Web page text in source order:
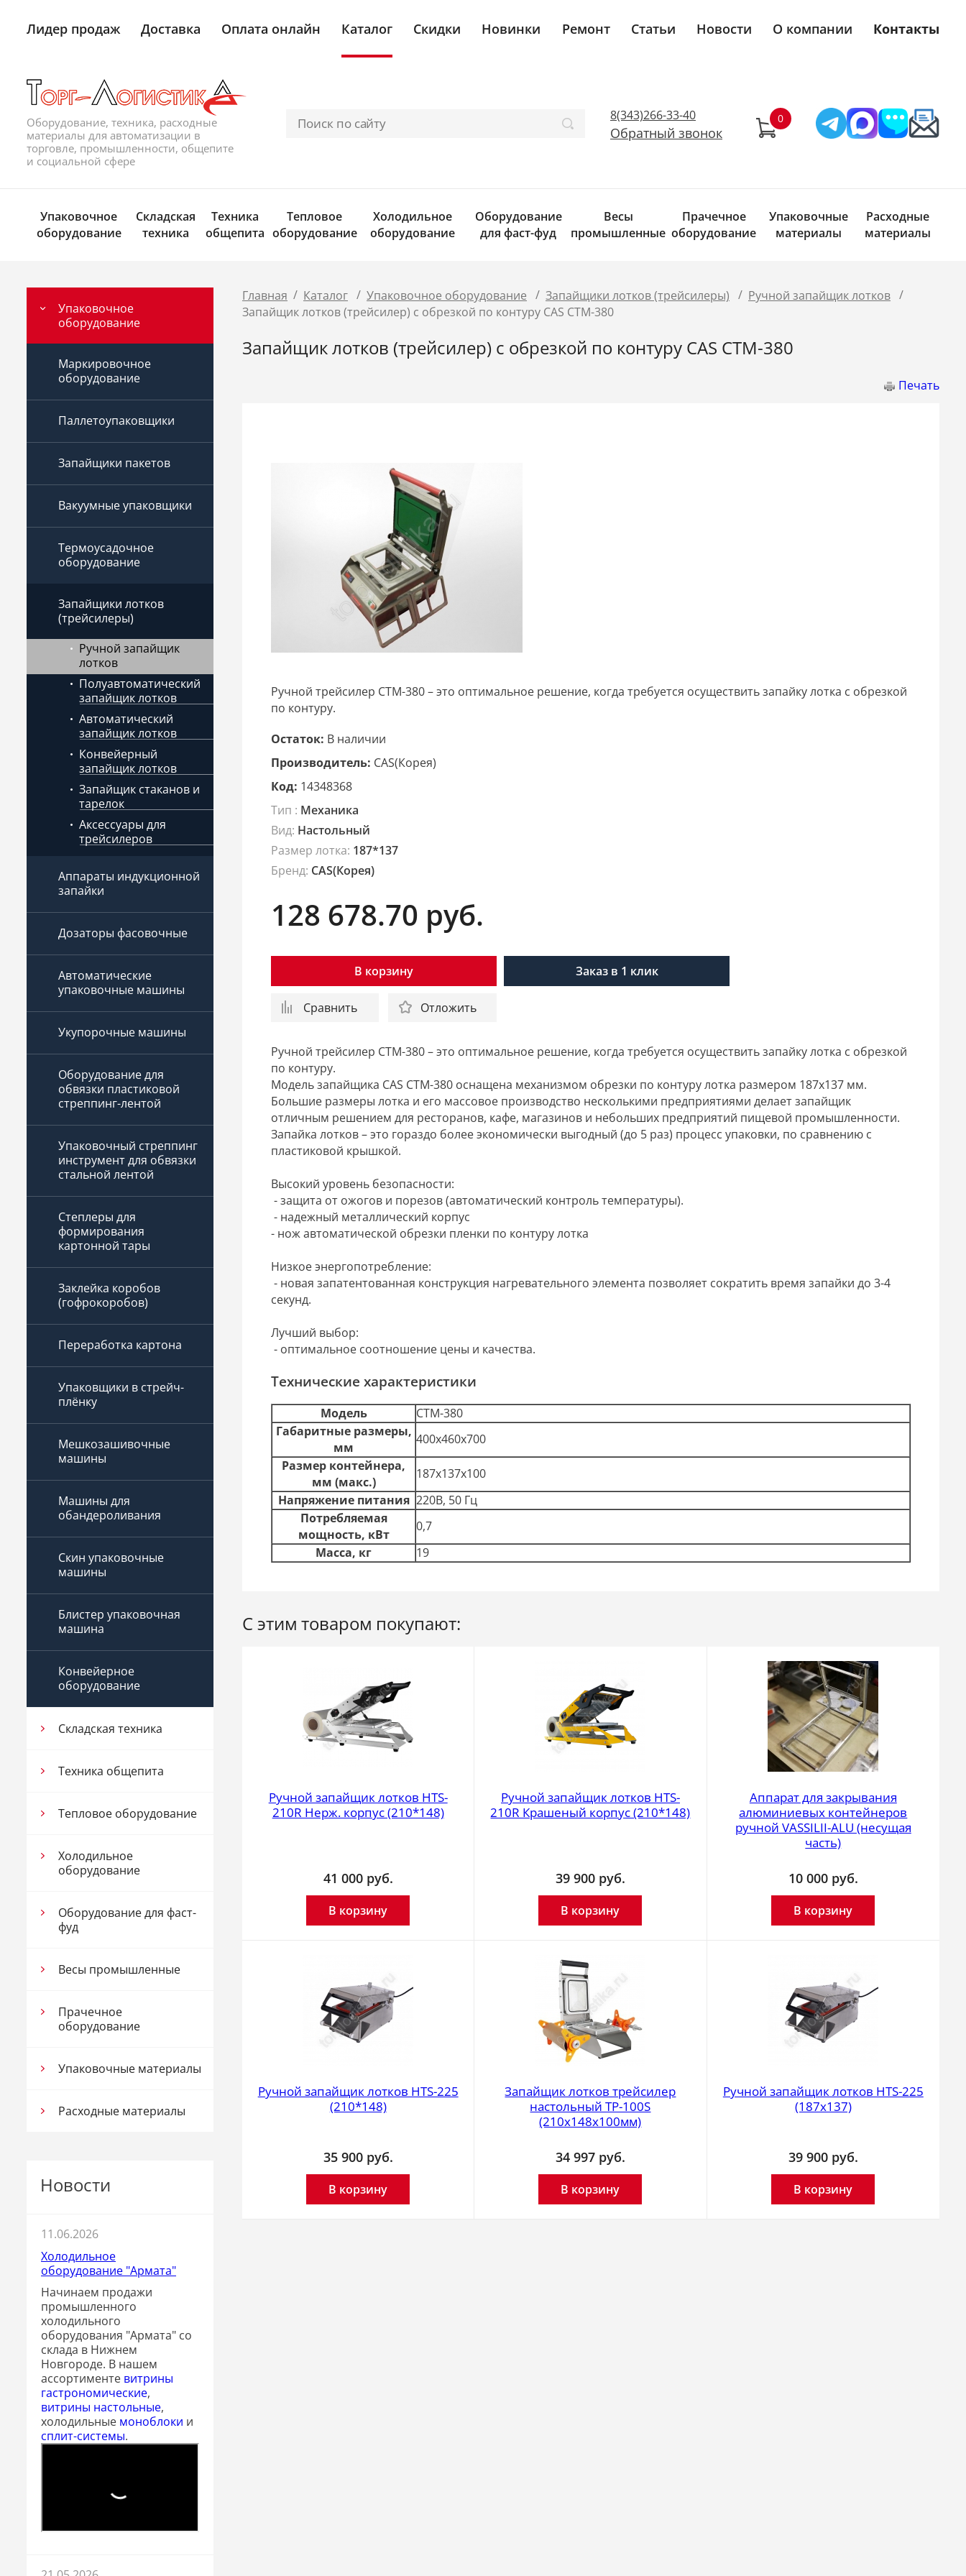
Лидер продаж Доставка Оплата онлайн Каталог Скидки Новинки Ремонт Статьи Новости О компании Контакты
Оборудование, техника, расходные
материалы для автоматизации в
торговле, промышленности, общепите
и социальной сфере
8(343)266-33-40
Обратный звонок
Упаковочное
оборудование
Складская
техника
Техника
общепита
Тепловое
оборудование
Холодильное
оборудование
Оборудование
для фаст-фуд
Весы
промышленные
Прачечное
оборудование
Упаковочные
материалы
Расходные
материалы
Упаковочное
оборудование
Маркировочное
оборудование
Паллетоупаковщики
Запайщики пакетов
Вакуумные упаковщики
Термоусадочное
оборудование
Запайщики лотков
(трейсилеры)
Ручной запайщик
лотков
Полуавтоматический
запайщик лотков
Автоматический
запайщик лотков
Конвейерный
запайщик лотков
Запайщик стаканов и
тарелок
Аксессуары для
трейсилеров
Аппараты индукционной
запайки
Дозаторы фасовочные
Автоматические
упаковочные машины
Укупорочные машины
Оборудование для
обвязки пластиковой
стреппинг-лентой
Упаковочный стреппинг
инструмент для обвязки
стальной лентой
Степлеры для
формирования
картонной тары
Заклейка коробов
(гофрокоробов)
Переработка картона
Упаковщики в стрейч-
плёнку
Мешкозашивочные
машины
Машины для
обандероливания
Скин упаковочные
машины
Блистер упаковочная
машина
Конвейерное
оборудование
Складская техника
Техника общепита
Тепловое оборудование
Холодильное
оборудование
Оборудование для фаст-
фуд
Весы промышленные
Прачечное
оборудование
Упаковочные материалы
Расходные материалы
Новости
11.06.2026
Холодильное
оборудование "Армата"
Начинаем продажи
промышленного
холодильного
оборудования "Армата" со
склада в Нижнем
Новгороде. В нашем
ассортименте витрины
гастрономические,
витрины настольные,
холодильные моноблоки и
сплит-системы.
Главная / Каталог / Упаковочное оборудование / Запайщики лотков (трейсилеры) / Ручной запайщик лотков /
Запайщик лотков (трейсилер) c обрезкой по контуру CAS CTM-380
Запайщик лотков (трейсилер) c обрезкой по контуру CAS CTM-380
Печать
Ручной трейсилер CTM-380 – это оптимальное решение, когда требуется осуществить запайку лотка с обрезкой
по контуру.
Остаток: В наличии
Производитель: CAS(Корея)
Код: 14348368
Тип : Механика
Вид: Настольный
Размер лотка: 187*137
Бренд: CAS(Корея)
128 678.70 руб.
В корзину Заказ в 1 клик
Сравнить Отложить
Ручной трейсилер CTM-380 – это оптимальное решение, когда требуется осуществить запайку лотка с обрезкой
по контуру.
Модель запайщика CAS CTM-380 оснащена механизмом обрезки по контуру лотка размером 187x137 мм.
Большие размеры лотка и его массовое производство несколькими предприятиями делает запайщик
отличным решением для ресторанов, кафе, магазинов и небольших предприятий пищевой промышленности.
Запайка лотков – это гораздо более экономически выгодный (до 5 раз) процесс упаковки, по сравнению с
пластиковой крышкой.
Высокий уровень безопасности:
- защита от ожогов и порезов (автоматический контроль температуры).
- надежный металлический корпус
- нож автоматической обрезки пленки по контуру лотка
Низкое энергопотребление:
- новая запатентованная конструкция нагревательного элемента позволяет сократить время запайки до 3-4
секунд.
Лучший выбор:
- оптимальное соотношение цены и качества.
Технические характеристики
Модель
CTM-380
Габаритные размеры,
мм
400x460x700
Размер контейнера,
мм (макс.)
187x137x100
Напряжение питания 220В, 50 Гц
Потребляемая
мощность, кВт
0,7
Масса, кг
19
С этим товаром покупают:
Ручной запайщик лотков HTS-
210R Нерж. корпус (210*148)
41 000 руб.
В корзину
Ручной запайщик лотков HTS-
210R Крашеный корпус (210*148)
39 900 руб.
В корзину
Аппарат для закрывания
алюминиевых контейнеров
ручной VASSILII-ALU (несущая
часть)
10 000 руб.
В корзину
Ручной запайщик лотков HTS-225
(210*148)
35 900 руб.
В корзину
Запайщик лотков трейсилер
настольный TP-100S
(210х148х100мм)
34 997 руб.
В корзину
Ручной запайщик лотков HTS-225
(187х137)
39 900 руб.
В корзину